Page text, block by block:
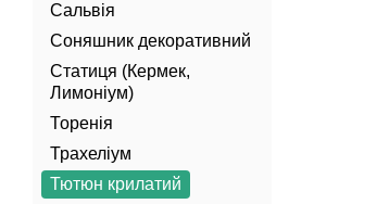
Сальвія
Соняшник декоративний
Статиця (Кермек,
Лимоніум)
Торенія
Трахеліум
Тютюн крилатий